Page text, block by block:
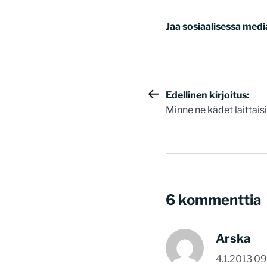
Jaa sosiaalisessa
Artikkelien
Edellinen kirjoitus:
Minne ne kädet
6 kommenttia
Arska
4.1.2013